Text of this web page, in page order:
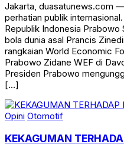
Jakarta, duasatunews.com
perhatian publik
Republik Indonesia
bola dunia asal Prancis
rangkaian World Economic
Prabowo Zidane WEF di
Presiden Prabowo
[…]
Opini Otomotif
KEKAGUMAN